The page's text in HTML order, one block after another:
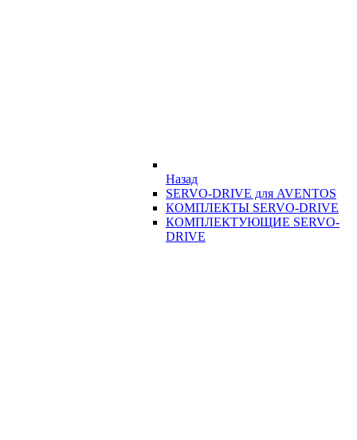
Назад
SERVO-DRIVE для AVENTOS
КОМПЛЕКТЫ SERVO-DRIVE
КОМПЛЕКТУЮЩИЕ SERVO-
DRIVE